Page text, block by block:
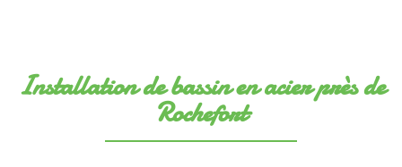
Installation de bassin en acier près de
Rochefort